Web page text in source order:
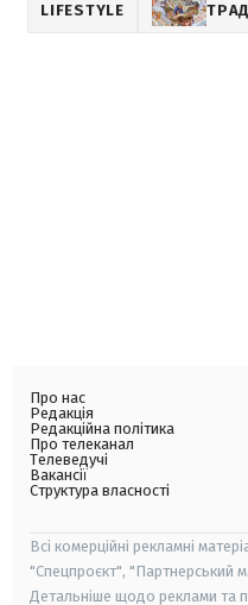
LIFESTYLE
Про нас
Редакція
Редакційна політика
Про телеканал
Телеведучі
Вакансії
Структура власності
Всі комерційні рекламні
"Спецпроєкт", "Партнерський
Детальніше щодо реклами та